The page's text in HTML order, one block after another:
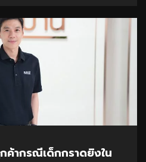
ากรณีเด็กกราดยิงใน